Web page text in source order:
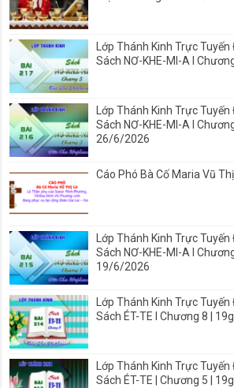
Lớp Thánh Kinh Trực
Sách NƠ-KHE-MI-A I
Lớp Thánh Kinh Trực
Sách NƠ-KHE-MI-A I
26/6/2026
Cáo Phó Bà Cố Maria Vũ
Lớp Thánh Kinh Trực
Sách NƠ-KHE-MI-A I
19/6/2026
Lớp Thánh Kinh Trực Tuyến
Sách ÉT-TE I Chương 8 |
Lớp Thánh Kinh Trực Tuyến
Sách ÉT-TE | Chương 5 |